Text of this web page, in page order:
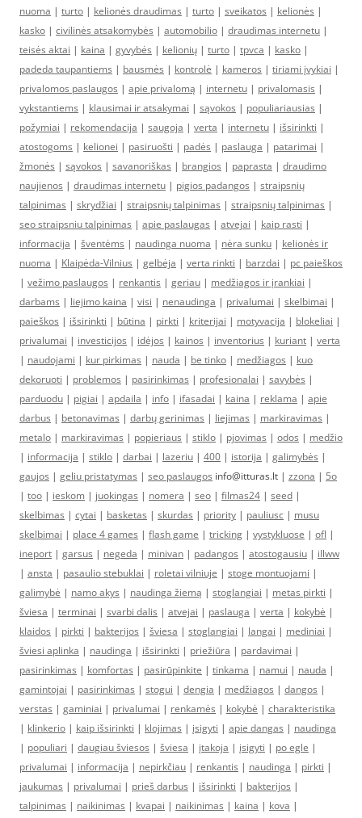
nuoma | turto | kelionės draudimas | turto | sveikatos | kelionės |
kasko | civilinės atsakomybės | automobilio | draudimas internetu |
teisės aktai | kaina | gyvybės | kelionių | turto | tpvca | kasko |
padeda taupantiems | bausmės | kontrolė | kameros | tiriami įvykiai |
privalomos paslaugos | apie privalomą | internetu | privalomasis |
vykstantiems | klausimai ir atsakymai | sąvokos | populiariausias |
požymiai | rekomendacija | saugoja | verta | internetu | išsirinkti |
atostogoms | kelionei | pasiruošti | padės | paslauga | patarimai |
žmonės | sąvokos | savanoriškas | brangios | paprasta | draudimo
naujienos | draudimas internetu | pigios padangos | straipsnių
talpinimas | skrydžiai | straipsnių talpinimas | straipsnių talpinimas |
seo straipsniu talpinimas | apie paslaugas | atvejai | kaip rasti |
informacija | šventėms | naudinga nuoma | nėra sunku | kelionės ir
nuoma | Klaipėda-Vilnius | gelbėja | verta rinkti | barzdai | pc paieškos
| vežimo paslaugos | renkantis | geriau | medžiagos ir įrankiai |
darbams | liejimo kaina | visi | nenaudinga | privalumai | skelbimai |
paieškos | išsirinkti | būtina | pirkti | kriterijai | motyvacija | blokeliai |
privalumai | investicijos | idėjos | kainos | inventorius | kuriant | verta
| naudojami | kur pirkimas | nauda | be tinko | medžiagos | kuo
dekoruoti | problemos | pasirinkimas | profesionalai | savybės |
parduodu | pigiai | apdaila | info | ifasadai | kaina | reklama | apie
darbus | betonavimas | darbų gerinimas | liejimas | markiravimas |
metalo | markiravimas | popieriaus | stiklo | pjovimas | odos | medžio
| informacija | stiklo | darbai | lazeriu | 400 | istorija | galimybės |
gaujos | geliu pristatymas | seo paslaugos info@itturas.lt | zzona | 5o
| too | ieskom | juokingas | nomera | seo | filmas24 | seed |
skelbimas | cytai | basketas | skurdas | priority | pauliusc | musu
skelbimai | place 4 games | flash game | tricking | vystykluose | ofl |
ineport | garsus | negeda | minivan | padangos | atostogausiu | illww
| ansta | pasaulio stebuklai | roletai vilniuje | stoge montuojami |
galimybė | namo akys | naudinga žiemą | stoglangiai | metas pirkti |
šviesa | terminai | svarbi dalis | atvejai | paslauga | verta | kokybė |
klaidos | pirkti | bakterijos | šviesa | stoglangiai | langai | mediniai |
šviesi aplinka | naudinga | išsirinkti | priežiūra | pardavimai |
pasirinkimas | komfortas | pasirūpinkite | tinkama | namui | nauda |
gamintojai | pasirinkimas | stogui | dengia | medžiagos | dangos |
verstas | gaminiai | privalumai | renkamės | kokybė | charakteristika
| klinkerio | kaip išsirinkti | klojimas | įsigyti | apie dangas | naudinga
| populiari | daugiau šviesos | šviesa | įtakoja | įsigyti | po egle |
privalumai | informacija | nepirkčiau | renkantis | naudinga | pirkti |
jaukumas | privalumai | prieš darbus | išsirinkti | bakterijos |
talpinimas | naikinimas | kvapai | naikinimas | kaina | kova |